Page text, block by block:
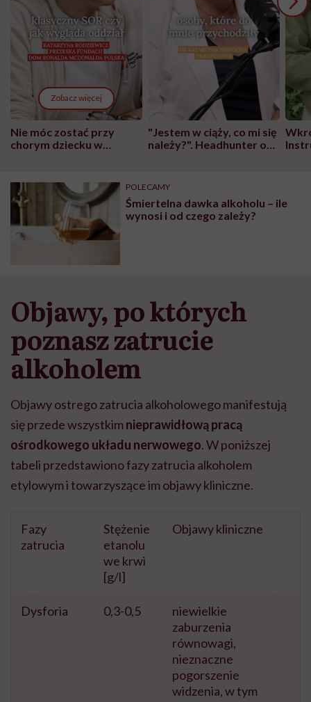
Zobacz więcej
Nie móc zostać przy
chorym dziecku w
może chyba tylko
głupota i brak
wyobraźni"
"Jestem w ciąży, co mi się
należy?". Headhunter o
pracy
POLECAMY
Śmiertelna dawka alkoholu – ile
wynosi i od czego zależy?
Objawy, po których
poznasz zatrucie
alkoholem
Objawy ostrego zatrucia alkoholowego manifestują
się przede wszystkimnieprawidłową pracą
ośrodkowego układu nerwowego. W poniższej
tabeli przedstawiono fazy zatrucia alkoholem
etylowym i towarzyszące im objawy kliniczne.
Fazy
zatrucia
Stężenie
etanolu
we krwi
[g/l]
Objawy kliniczne
Dysforia 0,3-0,5
niewielkie
zaburzenia
równowagi,
nieznaczne
pogorszenie
widzenia, w tym